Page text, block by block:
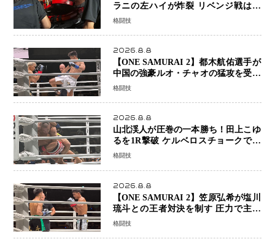
ラニの左ハイが炸裂 リベンジ戦は一
瞬で決着
格闘技
2026.8.8
【ONE SAMURAI 2】都木航佑選手が
中国の強豪ルオ・チャオの猛攻を受け
ながらも的確な攻撃で応戦 最後まで
格闘技
2026.8.8
山北渓人が圧巻の一本勝ち！田上こゆ
るを1R撃破 ケルベロスチョークで存
在感を示す
格闘技
2026.8.8
【ONE SAMURAI 2】笠原弘希が塩川
琉斗との王者対決を制す 圧力で主導
権を握り判定勝利
格闘技